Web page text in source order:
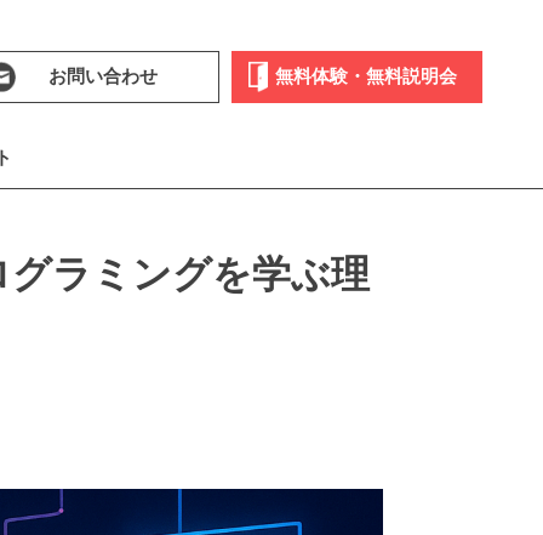
お問い合わせ 無料体験・無料説明会
ラミングを学ぶ理